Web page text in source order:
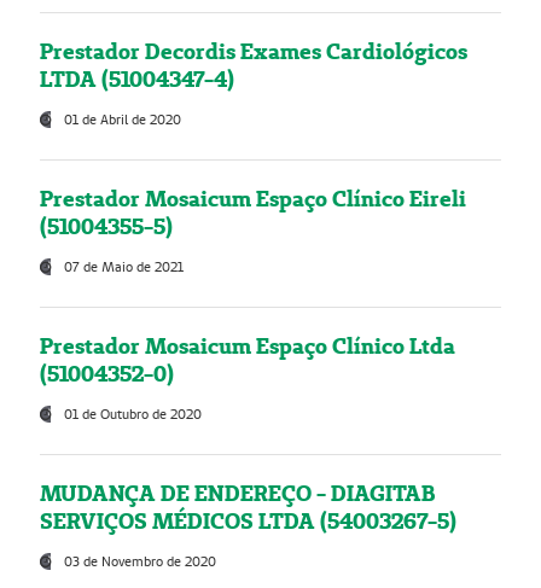
Prestador Decordis Exames Cardiológicos
LTDA (51004347-4)
01 de Abril de 2020
Prestador Mosaicum Espaço Clínico Eireli
(51004355-5)
07 de Maio de 2021
Prestador Mosaicum Espaço Clínico Ltda
(51004352-0)
01 de Outubro de 2020
MUDANÇA DE ENDEREÇO - DIAGITAB
SERVIÇOS MÉDICOS LTDA (54003267-5)
03 de Novembro de 2020